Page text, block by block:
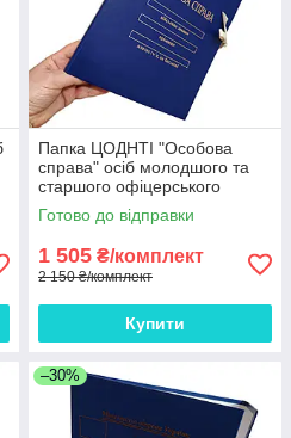
Папка ЦОДНТІ "Особова
справа" осіб молодшого та
старшого офіцерського
складу "під золото", А4, без
клапанів, бумвініл, 10мм*10
шт.
Готово до відправки
1 505 ₴/комплект
2 150 ₴/комплект
Купити
–30%